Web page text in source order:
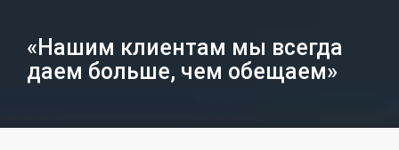
«Нашим клиентам мы всегда
даем больше, чем обещаем»